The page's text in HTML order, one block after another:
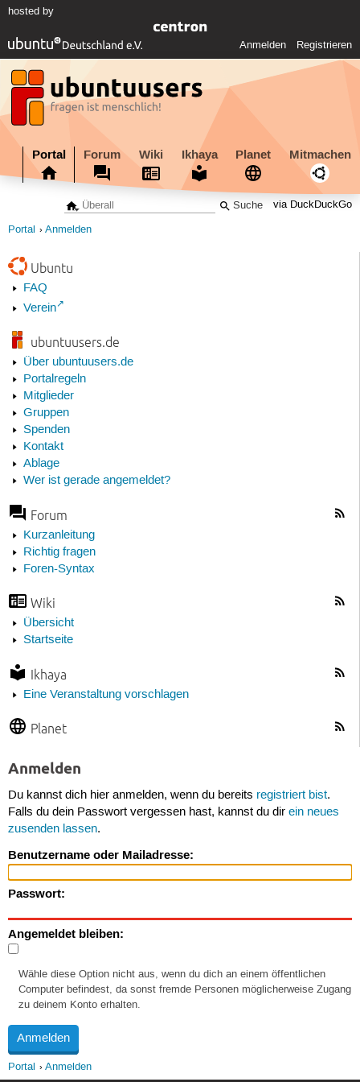
hosted by
Anmelden Registrieren
Portal Forum Wiki Ikhaya Planet Mitmachen
via DuckDuckGo
Portal Anmelden
Ubuntu
FAQ
Verein
ubuntuusers.de
Über ubuntuusers.de
Portalregeln
Mitglieder
Gruppen
Spenden
Kontakt
Ablage
Wer ist gerade angemeldet?
Forum
Kurzanleitung
Richtig fragen
Foren-Syntax
Wiki
Übersicht
Startseite
Ikhaya
Eine Veranstaltung vorschlagen
Planet
Anmelden
Du kannst dich hier anmelden, wenn du bereits registriert bist.
Falls du dein Passwort vergessen hast, kannst du dir ein neues
zusenden lassen.
Benutzername oder Mailadresse:
Passwort:
Angemeldet bleiben:
Wähle diese Option nicht aus, wenn du dich an einem öffentlichen
Computer befindest, da sonst fremde Personen möglicherweise Zugang
zu deinem Konto erhalten.
Portal Anmelden